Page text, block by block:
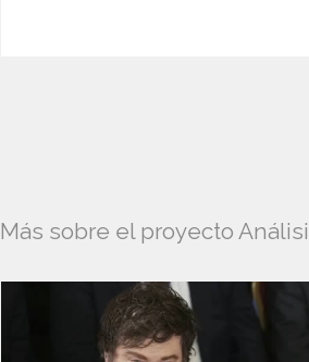
Más sobre el proyecto